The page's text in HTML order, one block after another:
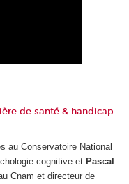
de santé & handicap
au Conservatoire National
cognitive et Pascal
Cnam et directeur de